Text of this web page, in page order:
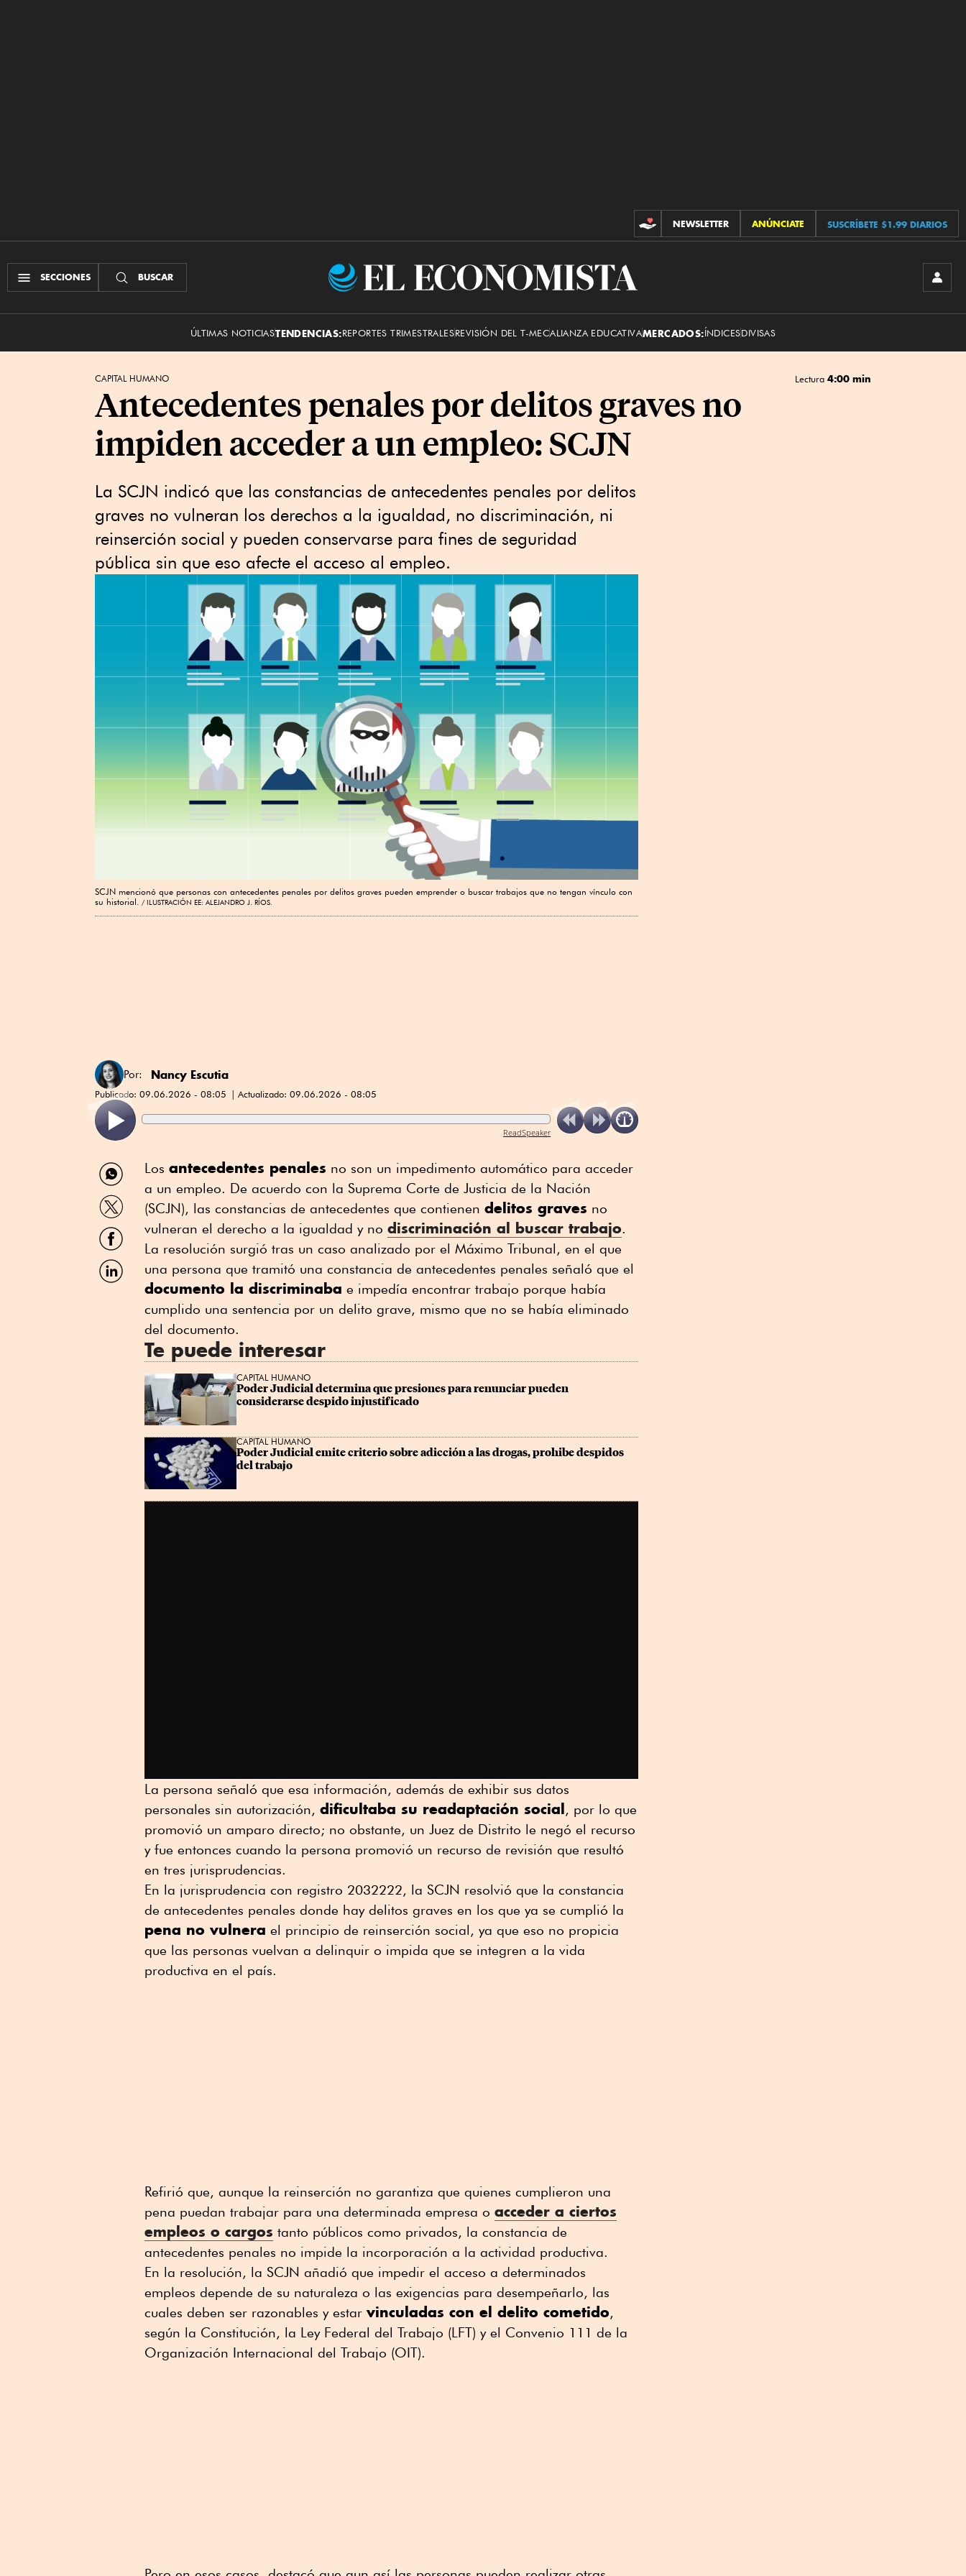
CONTRIBUCIONES
NEWSLETTER ANÚNCIATE SUSCRÍBETE $1.99 DIARIOS
SECCIONES BUSCAR
El
ÚLTIMAS NOTICIASTENDENCIAS:REPORTES TRIMESTRALESREVISIÓN DEL T-MECALIANZA EDUCATIVAMERCADOS:ÍNDICESDIVISAS
CAPITAL HUMANO Lectura 4:00 min
Antecedentes penales por delitos graves no
impiden acceder a un empleo: SCJN
La SCJN indicó que las constancias de antecedentes penales por delitos
graves no vulneran los derechos a la igualdad, no discriminación, ni
reinserción social y pueden conservarse para fines de seguridad
pública sin que eso afecte el acceso al empleo.
SCJN mencionó que personas con antecedentes penales por delitos graves pueden emprender o buscar trabajos que no tengan vínculo con
su historial.
ILUSTRACIÓN EE: ALEJANDRO J. RÍOS.
Por: Nancy Escutia
Publicado: 09.06.2026 - 08:05 Actualizado: 09.06.2026 - 08:05
ReadSpeaker
Compartir
por
WhatsApp
Compartir
por
Twitter
Compartir
por
Facebook
Compartir
por
Los antecedentes penales no son un impedimento automático para acceder
a un empleo. De acuerdo con la Suprema Corte de Justicia de la Nación
(SCJN), las constancias de antecedentes que contienen delitos graves no
vulneran el derecho a la igualdad y no discriminación al buscar trabajo.
La resolución surgió tras un caso analizado por el Máximo Tribunal, en el que
una persona que tramitó una constancia de antecedentes penales señaló que el
documento la discriminaba e impedía encontrar trabajo porque había
cumplido una sentencia por un delito grave, mismo que no se había eliminado
del documento.
Te puede interesar
CAPITAL HUMANO
Poder Judicial determina que presiones para renunciar pueden
considerarse despido injustificado
CAPITAL HUMANO
Poder Judicial emite criterio sobre adicción a las drogas, prohibe despidos
del trabajo
La persona señaló que esa información, además de exhibir sus datos
personales sin autorización, dificultaba su readaptación social , por lo que
promovió un amparo directo; no obstante, un Juez de Distrito le negó el recurso
y fue entonces cuando la persona promovió un recurso de revisión que resultó
en tres jurisprudencias.
En la jurisprudencia con registro 2032222, la SCJN resolvió que la constancia
de antecedentes penales donde hay delitos graves en los que ya se cumplió la
pena no vulnera el principio de reinserción social, ya que eso no propicia
que las personas vuelvan a delinquir o impida que se integren a la vida
productiva en el país.
Refirió que, aunque la reinserción no garantiza que quienes cumplieron una
pena puedan trabajar para una determinada empresa o acceder a ciertos
empleos o cargos tanto públicos como privados, la constancia de
antecedentes penales no impide la incorporación a la actividad productiva.
En la resolución, la SCJN añadió que impedir el acceso a determinados
empleos depende de su naturaleza o las exigencias para desempeñarlo, las
cuales deben ser razonables y estar vinculadas con el delito cometido,
según la Constitución, la Ley Federal del Trabajo (LFT) y el Convenio 111 de la
Organización Internacional del Trabajo (OIT).